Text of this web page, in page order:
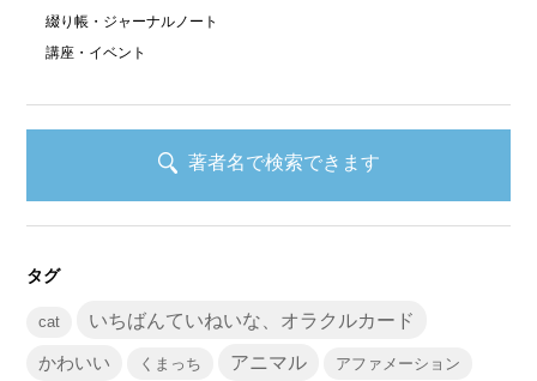
綴り帳・ジャーナルノート
講座・イベント
著者名で検索できます
タグ
cat いちばんていねいな、オラクルカード
かわいい くまっち アニマル アファメーション